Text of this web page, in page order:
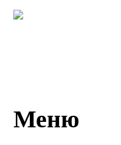
Меню